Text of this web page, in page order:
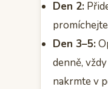
Den 2:
Den 3–5:
denně,
nakrmte v